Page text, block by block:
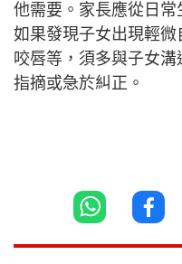
他需要。家長應從日常
如果發現子女出現輕
咬唇等，須多與子女
指摘或急於糾正。